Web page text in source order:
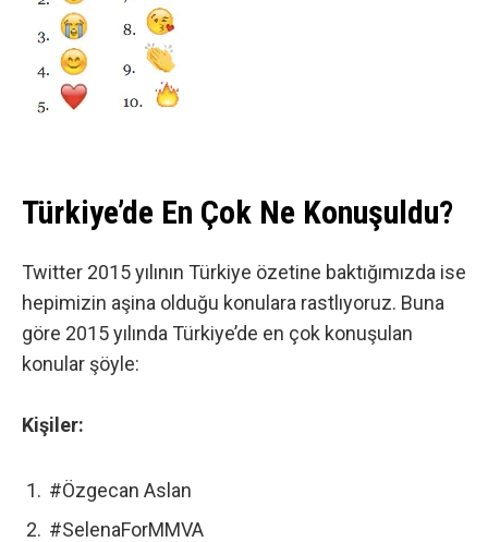
Türkiye’de En Çok Ne Konuşuldu?
Twitter 2015 yılının Türkiye özetine baktığımızda ise
hepimizin aşina olduğu konulara rastlıyoruz. Buna
göre 2015 yılında Türkiye’de en çok konuşulan
konular şöyle:
Kişiler:
#Özgecan Aslan
#SelenaForMMVA